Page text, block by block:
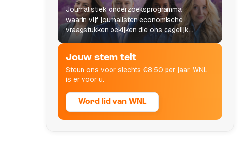
Journalistiek onderzoeksprogramma
waarin vijf journalisten economische
vraagstukken bekijken die ons dagelijks
leven raken.
Jouw stem telt
Steun ons voor slechts €8,50 per jaar. WNL
is er voor u.
Word lid van WNL